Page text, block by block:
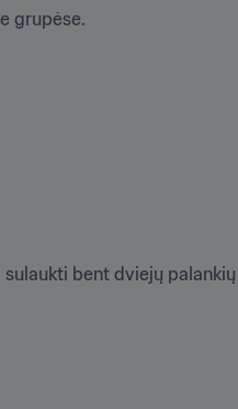
grupėse.
bent dviejų